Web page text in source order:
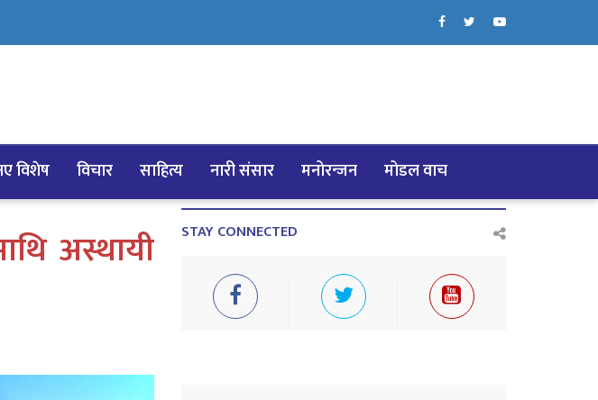
विशेष विचार साहित्य नारी संसार मनोरन्जन मोडल वाच
अस्थायी STAY CONNECTED